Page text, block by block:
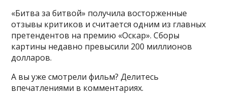
«Битва за битвой» получила восторженные
отзывы критиков и считается одним из главных
претендентов на премию «Оскар». Сборы
картины недавно превысили 200 миллионов
долларов.
А вы уже смотрели фильм? Делитесь
впечатлениями в комментариях.